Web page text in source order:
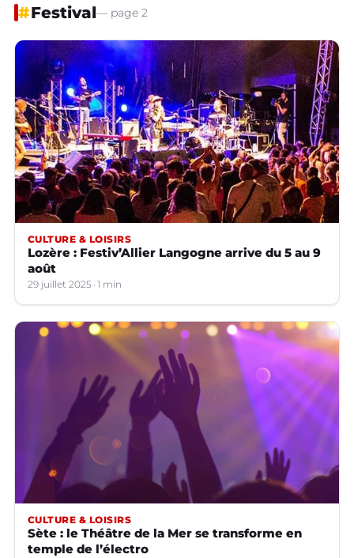
#Festival— page 2
CULTURE & LOISIRS
Lozère : Festiv’Allier Langogne arrive du 5 au 9
août
29 juillet 2025 1 min
CULTURE & LOISIRS
Sète : le Théâtre de la Mer se transforme en
temple de l’électro